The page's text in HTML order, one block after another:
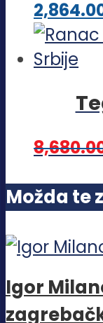
Možda te
Igor